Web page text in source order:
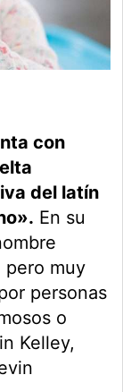
con
del latín
En su
pero muy
personas
o
Kelley,